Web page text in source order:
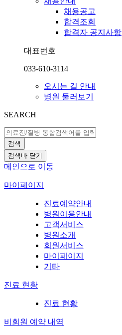
채용공고
합격조회
합격자 공지사항
대표번호
033-610-3114
오시는 길 안내
병원 둘러보기
SEARCH
검색
검색바 닫기
메인으로 이동
마이페이지
진료예약안내
병원이용안내
고객서비스
병원소개
회원서비스
마이페이지
기타
진료 현황
진료 현황
비회원 예약 내역